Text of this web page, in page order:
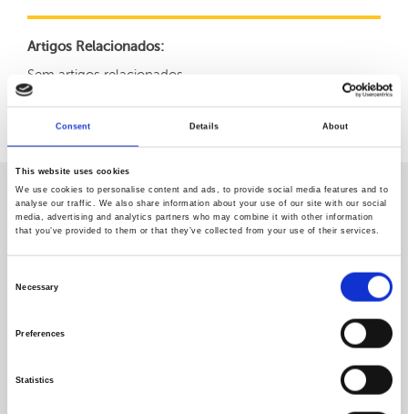
Consent Details About
This website uses cookies
We use cookies to personalise content and ads, to provide social media features and to
analyse our traffic. We also share information about your use of our site with our social
media, advertising and analytics partners who may combine it with other information
that you’ve provided to them or that they’ve collected from your use of their services.
Necessary
Preferences
Statistics
Artigos Relacionados:
Sem artigos relacionados
Voltar
OUTROSCASOS CLÍNICOS